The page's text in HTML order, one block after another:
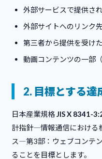
外部サービスで提供さ
外部サイトへのリンク
第三者から提供を受け
動画コンテンツの一部
2. 目標とする達
日本産業規格JIS X 8341-
計指針―情報通信における
ス―第3部：ウェブコンテ
ることを目標とします。